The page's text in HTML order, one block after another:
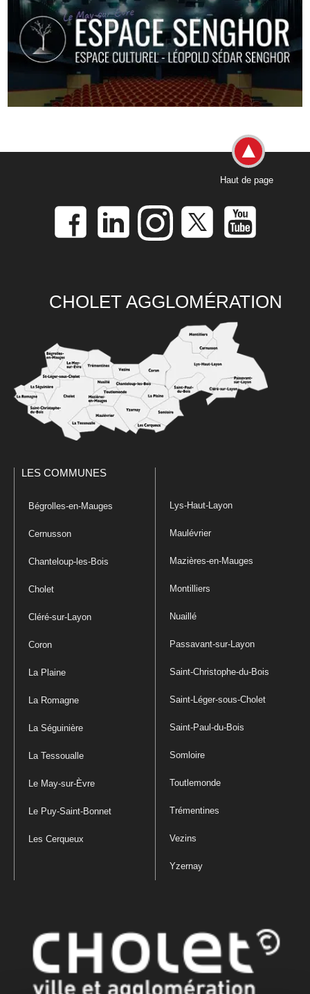
Haut de page
CHOLET AGGLOMÉRATION
LES COMMUNES
Bégrolles-en-Mauges
Cernusson
Chanteloup-les-Bois
Cholet
Cléré-sur-Layon
Coron
La Plaine
La Romagne
La Séguinière
La Tessoualle
Le May-sur-Èvre
Le Puy-Saint-Bonnet
Les Cerqueux
Lys-Haut-Layon
Maulévrier
Mazières-en-Mauges
Montilliers
Nuaillé
Passavant-sur-Layon
Saint-Christophe-du-Bois
Saint-Léger-sous-Cholet
Saint-Paul-du-Bois
Somloire
Toutlemonde
Trémentines
Vezins
Yzernay